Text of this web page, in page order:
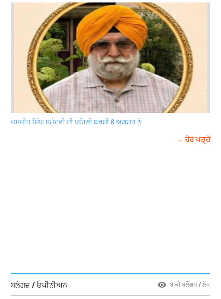
ਜਸਜੀਤ ਸਿੰਘ ਸਮੁੰਦਰੀ ਦੀ ਪਹਿਲੀ ਬਰਸੀ 8 ਅਗਸਤ ਨੂੰ
→ ਹੋਰ ਪੜ੍ਹੋ
ਬਲੌਗਜ਼ / ਓਪੀਨੀਅਨ ਬਾਕੀ ਬਲੌਗਜ਼ / ਲੇਖ